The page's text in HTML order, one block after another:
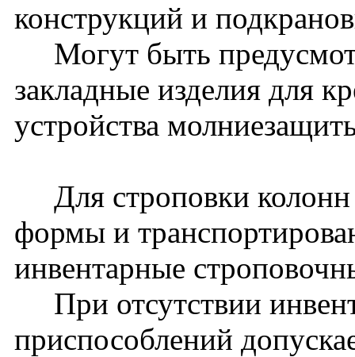
конструкций и
Могут быть
закладные изделия для
устройства
Для строповки колонн
формы и
инвентарные
При отсутствии
приспособлений